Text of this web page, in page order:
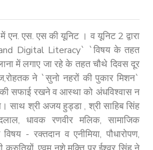
में एन. एस. एस की यूनिट । व यूनिट 2 द्वारा
Digital Literacy` `विषय के तहत
में लगाए जा रहे के तहत चौथे दिवस दूर
ने `सुनो नहरों की पुकार मिशन`
सफाई रखने व आस्था को अंधविश्वास न
साथ श्री अजय हुड्डा , श्री साहिब सिंह
धावक रणवीर मलिक, सामाजिक
- रक्तदान व एनीमिया, पौधारोपण,